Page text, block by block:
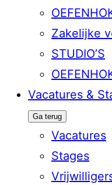
Zakelijke
STUDIO’S
Vacatures &
Ga terug
Vacatures
Stages